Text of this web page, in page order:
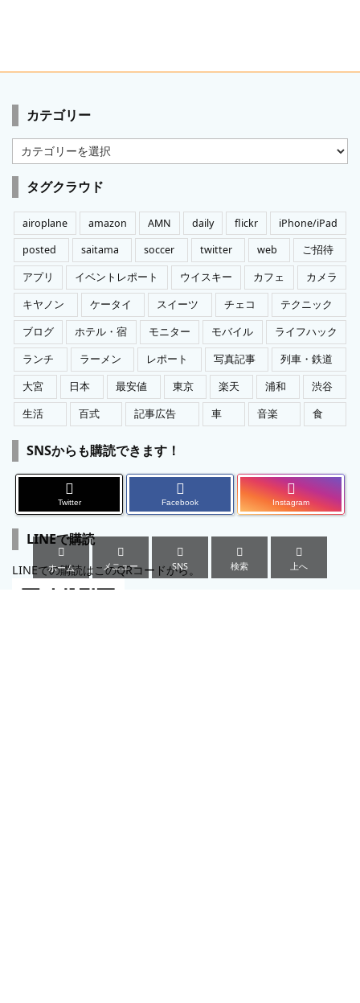
カテゴリー
カ
テ
ゴ
リ
ー
タグクラウド
airoplane amazon AMN daily flickr
iPhone/iPad
posted
saitama soccer twitter web
ご招待
アプリ
イベントレポート ウイスキー カフェ
カメラ
キヤノン
ケータイ スイーツ チェコ
テクニック
ブログ
ホテル・宿 モニター モバイル
ライフハック
ランチ
ラーメン レポート 写真記事
列車・鉄道
大宮
日本 最安値 東京 楽天 浦和
渋谷
生活
百式 記事広告 車 音楽 食
SNSからも購読できます！
Twitter Facebook Instagram
LINEで購読
LINEでの購読はこのQRコードから。

ホーム

メニュー

SNS

検索

上へ